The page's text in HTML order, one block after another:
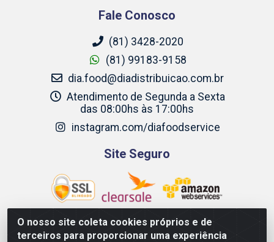
O nosso site coleta cookies próprios e de
terceiros para proporcionar uma experiência
Fale Conosco
(81) 3428-2020
(81) 99183-9158
dia.food@diadistribuicao.com.br
Atendimento de Segunda a Sexta
das 08:00hs às 17:00hs
instagram.com/diafoodservice
Site Seguro